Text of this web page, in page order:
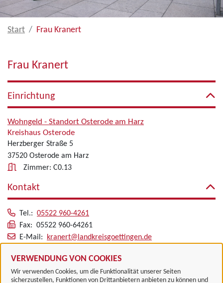
VERWENDUNG VON COOKIES
Wir verwenden Cookies, um die Funktionalität unserer Seiten
sicherzustellen, Funktionen von Drittanbietern anbieten zu können und
Start Frau Kranert
Frau Kranert
Einrichtung
Wohngeld - Standort Osterode am Harz
Kreishaus Osterode
Herzberger Straße 5
37520 Osterode am Harz
Zimmer: C0.13
Kontakt
Tel.: 05522 960-4261
Fax: 05522 960-64261
E-Mail:
kranert@landkreisgoettingen.de
Alle zugeordneten Einrichtungen